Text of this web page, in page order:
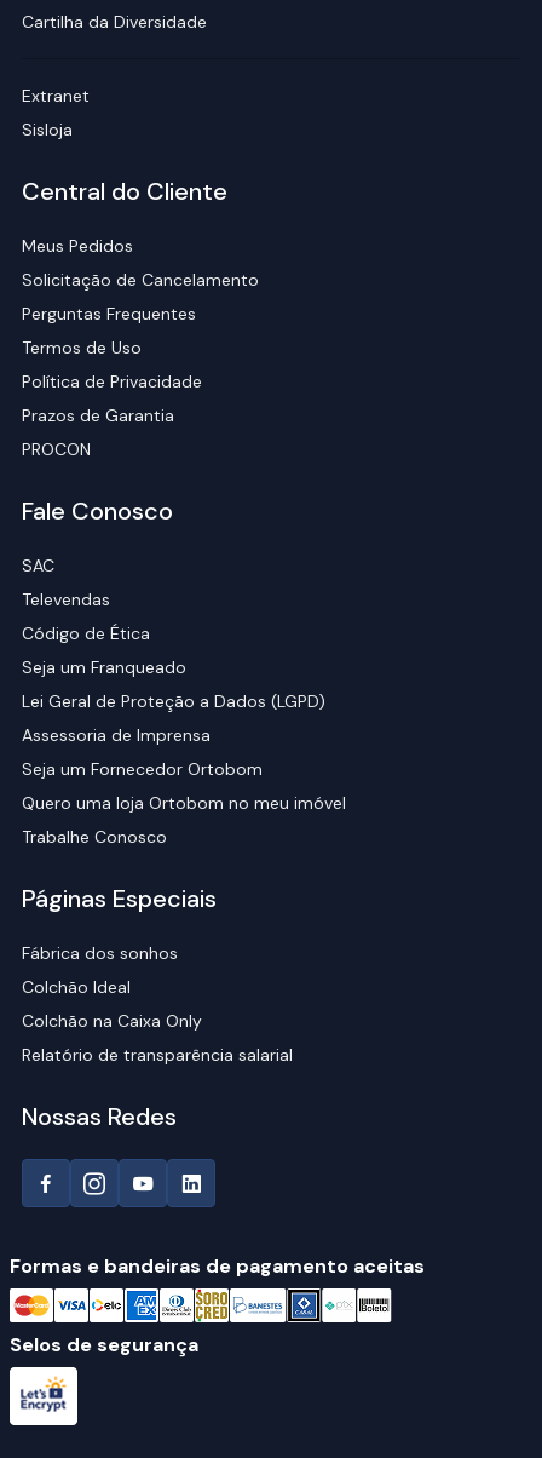
Cartilha da Diversidade
Extranet
Sisloja
Central do Cliente
Meus Pedidos
Solicitação de Cancelamento
Perguntas Frequentes
Termos de Uso
Política de Privacidade
Prazos de Garantia
PROCON
Fale Conosco
SAC
Televendas
Código de Ética
Seja um Franqueado
Lei Geral de Proteção a Dados (LGPD)
Assessoria de Imprensa
Seja um Fornecedor Ortobom
Quero uma loja Ortobom no meu imóvel
Trabalhe Conosco
Páginas Especiais
Fábrica dos sonhos
Colchão Ideal
Colchão na Caixa Only
Relatório de transparência salarial
Nossas Redes
Formas e bandeiras de pagamento aceitas
Selos de segurança